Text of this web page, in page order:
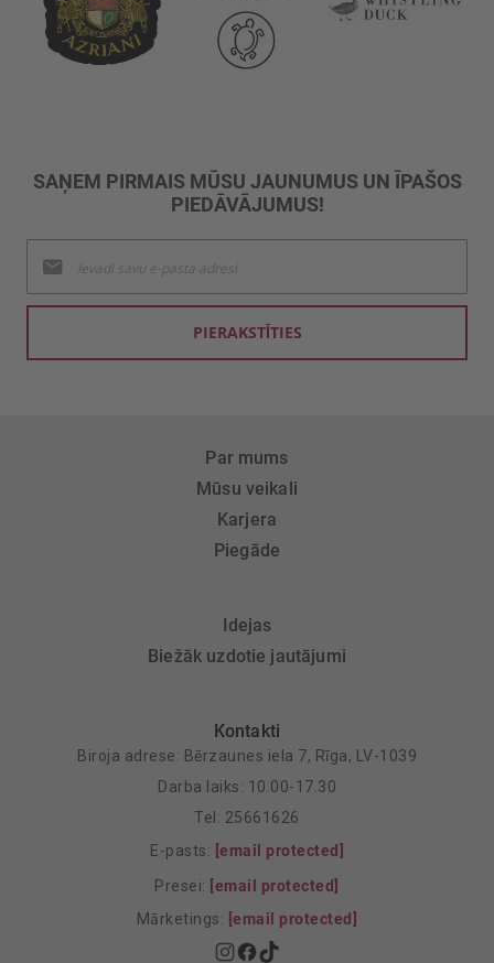
SAŅEM PIRMAIS MŪSU JAUNUMUS UN ĪPAŠOS
PIEDĀVĀJUMUS!
jaunumu
saņemšanai:
PIERAKSTĪTIES
Par mums
Mūsu veikali
Karjera
Piegāde
Idejas
Biežāk uzdotie jautājumi
Kontakti
Biroja adrese: Bērzaunes iela 7, Rīga, LV-1039
Darba laiks: 10.00-17.30
Tel: 25661626
E-pasts: [email protected]
Presei: [email protected]
Mārketings: [email protected]